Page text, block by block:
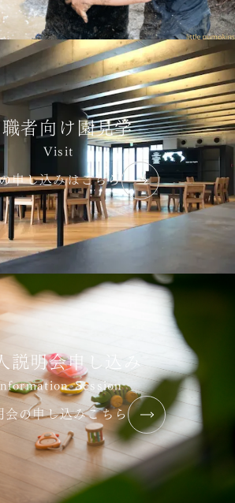
者向け園見学
Visit
申し込みはこちら
説明会申し込み
Session
会の申し込みこちら